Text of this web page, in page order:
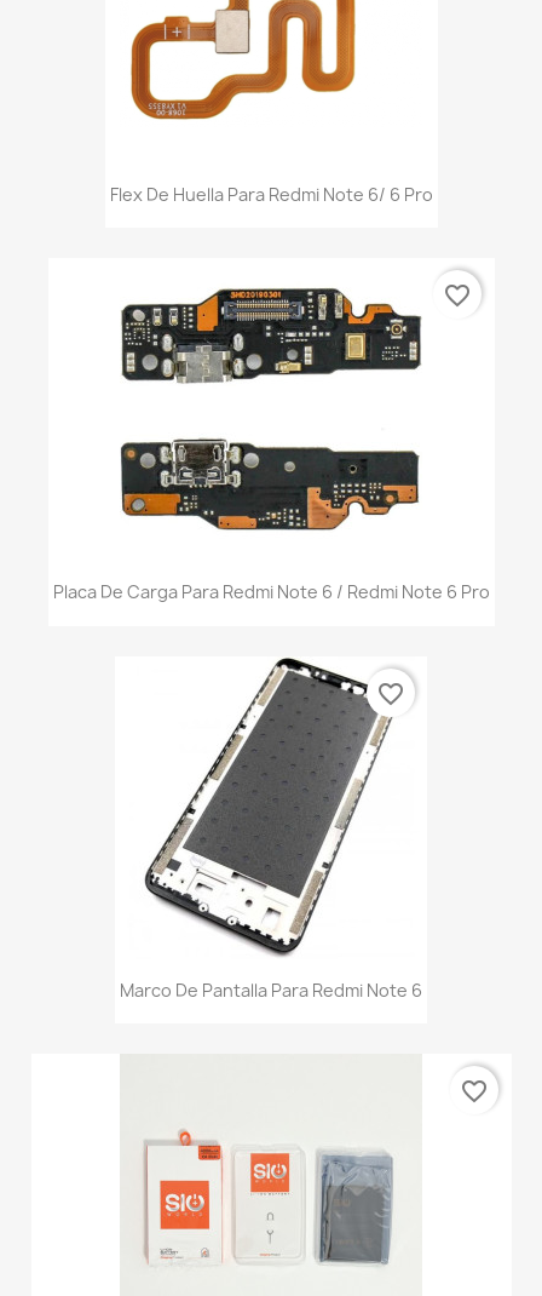
Flex De Huella Para Redmi Note 6/ 6 Pro
Placa De Carga Para Redmi Note 6 / Redmi Note 6 Pro
favorite_border
Marco De Pantalla Para Redmi Note 6
favorite_border
favorite_border